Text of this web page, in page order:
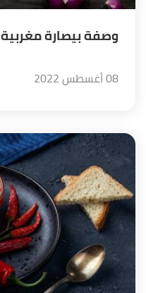
وصفة بيصارة مغربية
08 أغسطس 2022